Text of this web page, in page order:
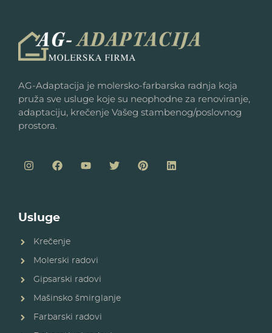
AG-Adaptacija je molersko-farbarska radnja koja
pruža sve usluge koje su neophodne za renoviranje,
adaptaciju, krečenje Vašeg stambenog/poslovnog
prostora.
Usluge
Krečenje
Molerski radovi
Gipsarski radovi
Mašinsko šmirglanje
Farbarski radovi